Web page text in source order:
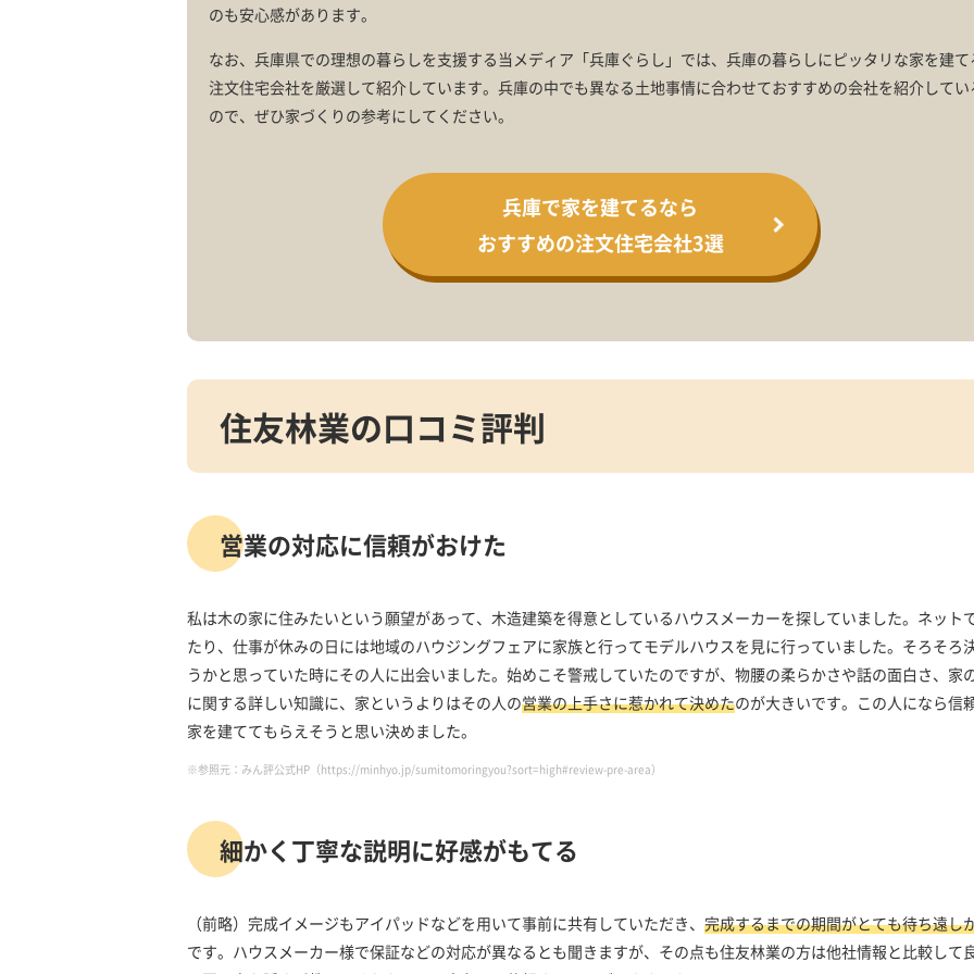
のも安心感があります。
なお、兵庫県での理想の暮らしを支援する当メディア「兵庫ぐらし」では、兵庫の暮らしにピッタリな家を建て
注文住宅会社を厳選して紹介しています。兵庫の中でも異なる土地事情に合わせておすすめの会社を紹介してい
ので、ぜひ家づくりの参考にしてください。
兵庫で家を建てるなら
おすすめの注文住宅会社3選
住友林業の口コミ評判
営業の対応に信頼がおけた
私は木の家に住みたいという願望があって、木造建築を得意としているハウスメーカーを探していました。ネット
たり、仕事が休みの日には地域のハウジングフェアに家族と行ってモデルハウスを見に行っていました。そろそろ
うかと思っていた時にその人に出会いました。始めこそ警戒していたのですが、物腰の柔らかさや話の面白さ、家
に関する詳しい知識に、家というよりはその人の営業の上手さに惹かれて決めたのが大きいです。この人になら信
家を建ててもらえそうと思い決めました。
※参照元：みん評公式HP（https://minhyo.jp/sumitomoringyou?sort=high#review-pre-area）
細かく丁寧な説明に好感がもてる
（前略）完成イメージもアイパッドなどを用いて事前に共有していただき、 完成するまでの期間がとても待ち遠し
です。ハウスメーカー様で保証などの対応が異なるとも聞きますが、その点も住友林業の方は他社情報と比較して